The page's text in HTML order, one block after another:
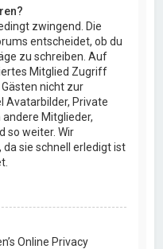
zwingend. Die
entscheidet, ob du
zu schreiben. Auf
Mitglied Zugriff
nicht zur
Avatarbilder, Private
Mitglieder,
so weiter. Wir
sie schnell erledigt ist
Online Privacy